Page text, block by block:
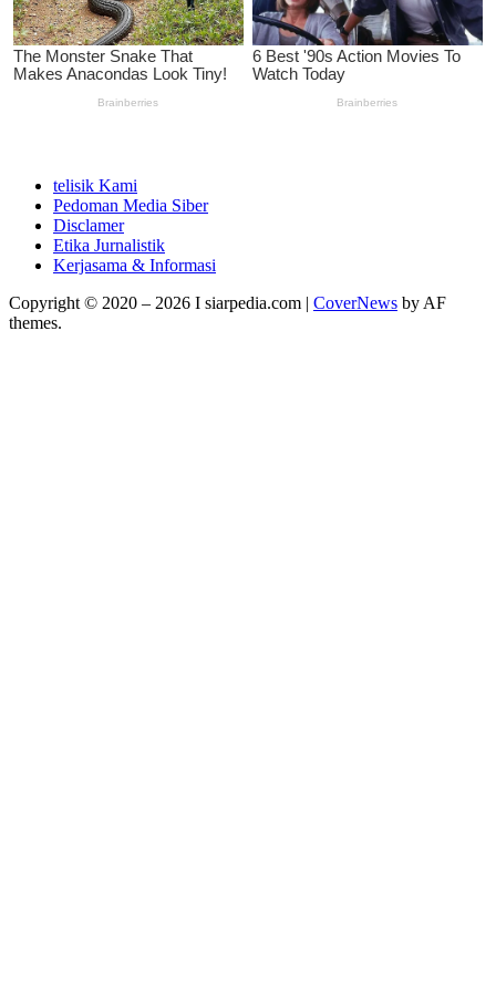
telisik Kami
Pedoman Media Siber
Disclamer
Etika Jurnalistik
Kerjasama & Informasi
Copyright © 2020 – 2026 I siarpedia.com | CoverNews by AF
themes.